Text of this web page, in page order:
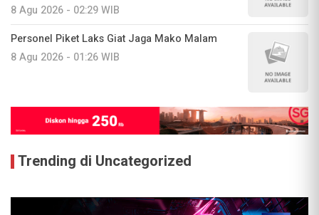
8 Agu 2026 - 02:29 WIB
Personel Piket Laks Giat Jaga Mako Malam
8 Agu 2026 - 01:26 WIB
Trending di Uncategorized